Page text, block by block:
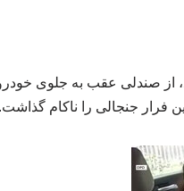
از صندلی عقب به جلوی
فرار جنجالی را ناکام